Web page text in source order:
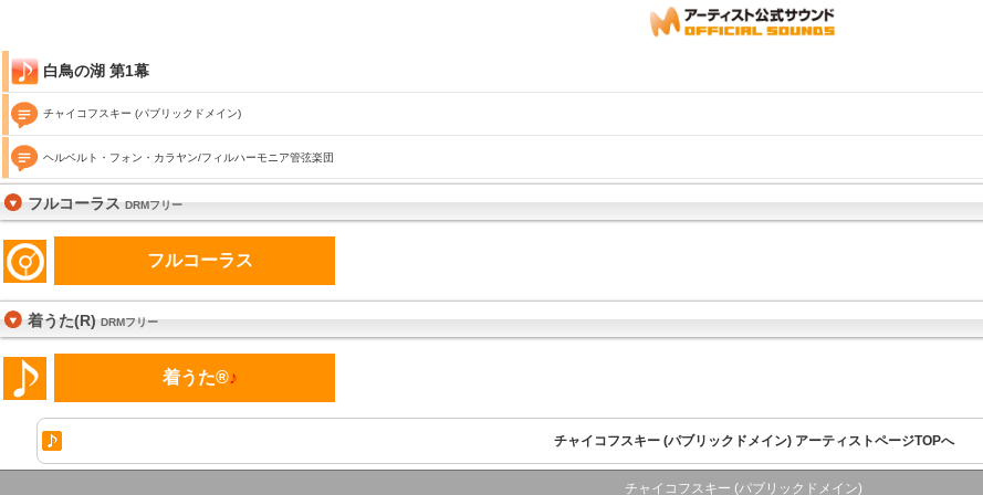
白鳥の湖 第1幕
チャイコフスキー (パブリックドメイン)
ヘルベルト・フォン・カラヤン/フィルハーモニア管弦楽団
フルコーラスDRMフリー
フルコーラス
着うた(R)DRMフリー
着うた®♪
チャイコフスキー (パブリックドメイン) アーティストページTOPへ
チャイコフスキー (パブリックドメイン)